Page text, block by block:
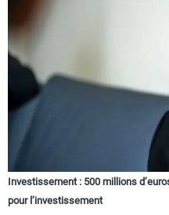
Investissement : 500 millions
pour l’investissement